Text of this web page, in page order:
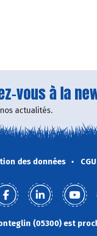
vous à la
actualités.
des données CGU
(05300) est